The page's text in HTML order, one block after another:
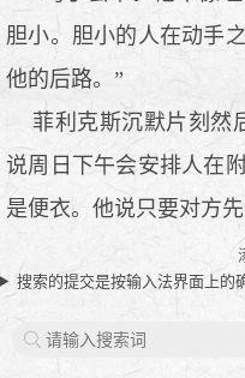
胆小。胆小的人在动手
他的后路。”
菲利克斯沉默片刻然
说周日下午会安排人在
是便衣。他说只要对方
搜索的提交是按输入法界面上的